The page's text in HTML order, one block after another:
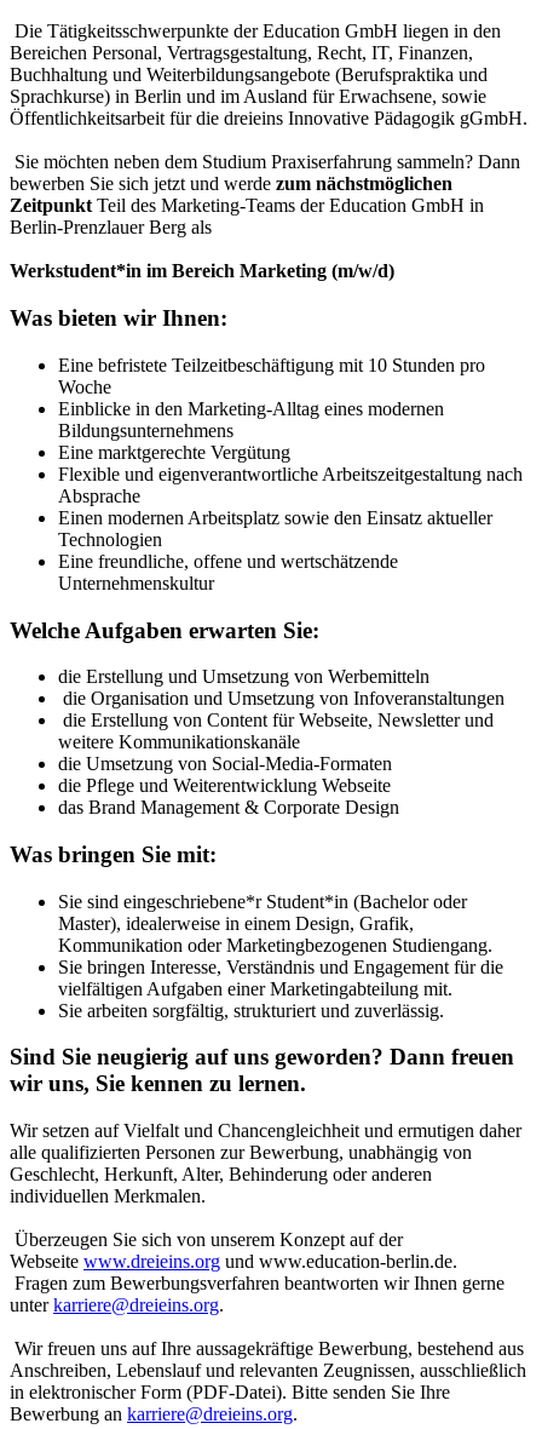
Die Tätigkeitsschwerpunkte der Education GmbH liegen in den
Bereichen Personal, Vertragsgestaltung, Recht, IT, Finanzen,
Buchhaltung und Weiterbildungsangebote (Berufspraktika und
Sprachkurse) in Berlin und im Ausland für Erwachsene, sowie
Öffentlichkeitsarbeit für die dreieins Innovative Pädagogik gGmbH.
Sie möchten neben dem Studium Praxiserfahrung sammeln? Dann
bewerben Sie sich jetzt und werde zum nächstmöglichen
ZeitpunktTeil des Marketing-Teams der Education GmbH in
Berlin-Prenzlauer Berg als
Werkstudent*in im Bereich Marketing (m/w/d)
Was bieten wir Ihnen:
Eine befristete Teilzeitbeschäftigung mit 10 Stunden pro
Woche
Einblicke in den Marketing-Alltag eines modernen
Bildungsunternehmens
Eine marktgerechte Vergütung
Flexible und eigenverantwortliche Arbeitszeitgestaltung nach
Absprache
Einen modernen Arbeitsplatz sowie den Einsatz aktueller
Technologien
Eine freundliche, offene und wertschätzende
Unternehmenskultur
Welche Aufgaben erwarten Sie:
die Erstellung und Umsetzung von Werbemitteln
die Organisation und Umsetzung von Infoveranstaltungen
die Erstellung von Content für Webseite, Newsletter und
weitere Kommunikationskanäle
die Umsetzung von Social-Media-Formaten
die Pflege und Weiterentwicklung Webseite
das Brand Management & Corporate Design
Was bringen Sie mit:
Sie sind eingeschriebene*r Student*in (Bachelor oder
Master), idealerweise in einem Design, Grafik,
Kommunikation oder Marketingbezogenen Studiengang.
Sie bringen Interesse, Verständnis und Engagement für die
vielfältigen Aufgaben einer Marketingabteilung mit.
Sie arbeiten sorgfältig, strukturiert und zuverlässig.
Sind Sie neugierig auf uns geworden? Dann freuen
wir uns, Sie kennen zu lernen.
Wir setzen auf Vielfalt und Chancengleichheit und ermutigen daher
alle qualifizierten Personen zur Bewerbung, unabhängig von
Geschlecht, Herkunft, Alter, Behinderung oder anderen
individuellen Merkmalen.
Überzeugen Sie sich von unserem Konzept auf der
Webseite www.dreieins.org und www.education-berlin.de.
Fragen zum Bewerbungsverfahren beantworten wir Ihnen gerne
unterkarriere@dreieins.org.
Wir freuen uns auf Ihre aussagekräftige Bewerbung, bestehend aus
Anschreiben, Lebenslauf und relevanten Zeugnissen, ausschließlich
in elektronischer Form (PDF-Datei). Bitte senden Sie Ihre
Bewerbung an karriere@dreieins.org.